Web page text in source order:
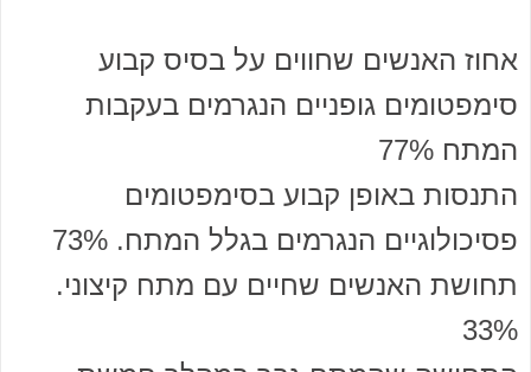
אחוז האנשים שחווים על בסיס קבוע
סימפטומים גופניים הנגרמים בעקבות
המתח 77%
התנסות באופן קבוע בסימפטומים
פסיכולוגיים הנגרמים בגלל המתח. 73%
תחושת האנשים שחיים עם מתח קיצוני.
33%